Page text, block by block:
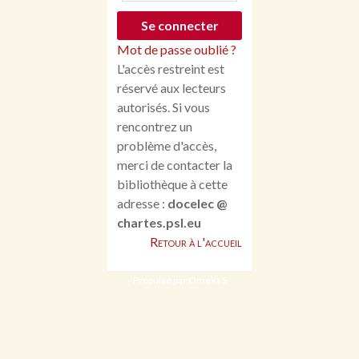
Mot de passe oublié ?
L'accès restreint est
réservé aux lecteurs
autorisés. Si vous
rencontrez un
problème d'accès,
merci de contacter la
bibliothèque à cette
adresse : docelec @
chartes.psl.eu
Retour à l'accueil
Propulsé par Omeka S